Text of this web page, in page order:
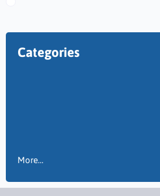
Categories
More…